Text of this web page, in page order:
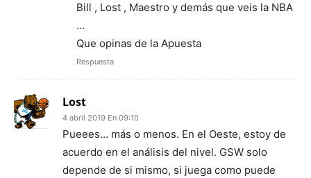
Bill , Lost , Maestro y demás que veis la NBA
…
Que opinas de la Apuesta
Respuesta
Lost
4 abril 2019 En 09:10
Pueees… más o menos. En el Oeste, estoy de
acuerdo en el análisis del nivel. GSW solo
depende de si mismo, si juega como puede